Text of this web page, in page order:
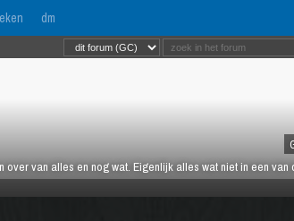
dm
over van alles en nog wat. Eigenlijk alles wat niet in een